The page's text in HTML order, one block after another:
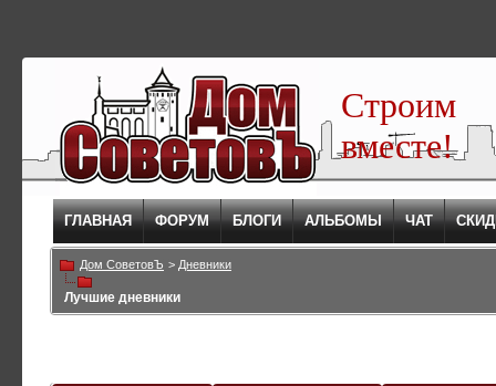
Строим
вместе!
ГЛАВНАЯ ФОРУМ БЛОГИ АЛЬБОМЫ ЧАТ
Дом СоветовЪ > Дневники
Лучшие дневники